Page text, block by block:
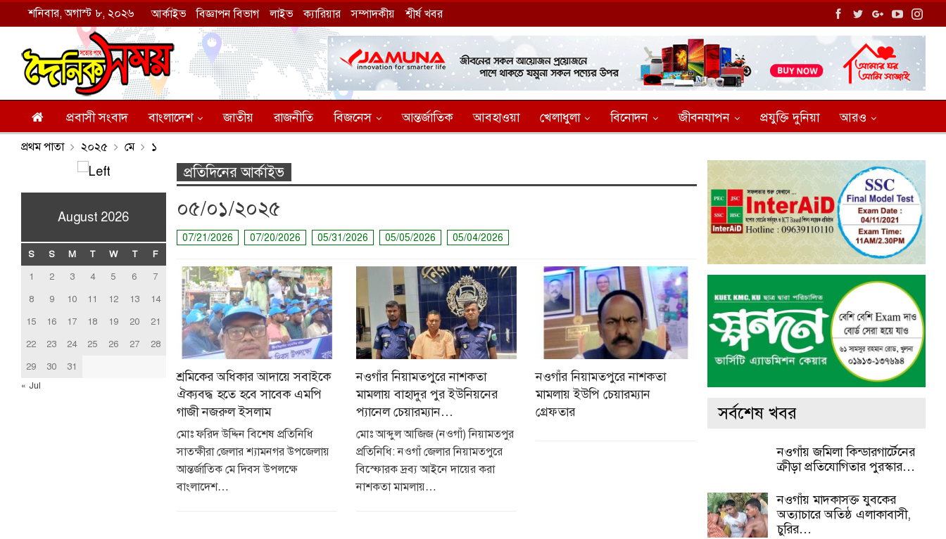
শনিবার, অগাস্ট ৮, ২০২৬ আর্কাইভ বিজ্ঞাপন বিভাগ লাইভ ক্যারিয়ার সম্পাদকীয় শ্বীর্ষ খবর
প্রবাসী সংবাদ বাংলাদেশ জাতীয় রাজনীতি বিজনেস আন্তর্জাতিক আবহাওয়া খেলাধুলা বিনোদন জীবনযাপন প্রযুক্তি দুনিয়া আরও
প্রথম পাতা ২০২৫ মে ১
প্রতিদিনের আর্কাইভ
০৫/০১/২০২৫
07/21/2026 07/20/2026 05/31/2026 05/05/2026 05/04/2026
শ্রমিকের অধিকার আদায়ে সবাইকে
ঐক্যবদ্ধ হতে হবে সাবেক এমপি
গাজী নজরুল ইসলাম
মোঃ ফরিদ উদ্দিন বিশেষ প্রতিনিধি
সাতক্ষীরা জেলার শ্যামনগর উপজেলায়
আন্তর্জাতিক মে দিবস উপলক্ষে
বাংলাদেশ…
নওগাঁর নিয়ামতপুরে নাশকতা
মামলায় বাহাদুর পুর ইউনিয়নের
প্যানেল চেয়ারম্যান…
মোঃ আব্দুল আজিজ (নওগাঁ) নিয়ামতপুর
প্রতিনিধি: নওগাঁ জেলার নিয়ামতপুরে
বিস্ফোরক দ্রব্য আইনে দায়ের করা
নাশকতা মামলায়…
নওগাঁর নিয়ামতপুরে নাশকতা
মামলায় ইউপি চেয়ারম্যান
গ্রেফতার
সর্বশেষ খবর
নওগাঁয় জমিলা কিন্ডারগার্টেনের
ক্রীড়া প্রতিযোগিতার পুরস্কার…
নওগাঁয় মাদকাসক্ত যুবকের
অত্যাচারে অতিষ্ঠ এলাকাবাসী,
চুরির…
August 2026
S S M T W T
F
1
2 3 4 5 6
7
8
9 10 11 12 13
14
15
16 17 18 19 20
21
22
23 24 25 26 27
28
29
30
31
« Jul